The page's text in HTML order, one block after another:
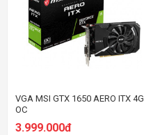
VGA MSI GTX 1650 AERO ITX 4G
OC
3.999.000đ